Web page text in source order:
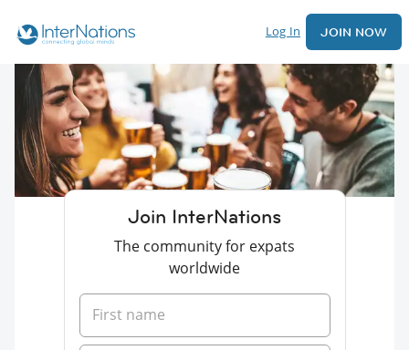
Log In JOIN NOW
Join InterNations
The community for expats
worldwide